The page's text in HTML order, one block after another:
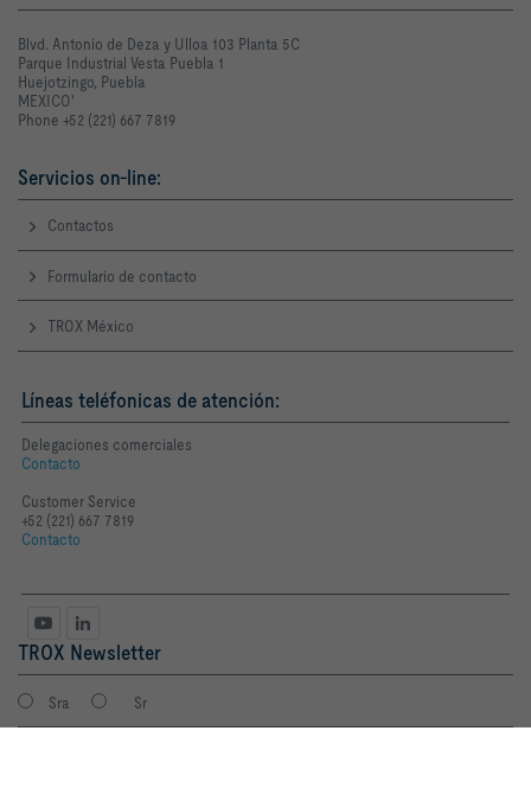
Blvd. Antonio de Deza y Ulloa 103 Planta 5C
Parque Industrial Vesta Puebla 1
Huejotzingo, Puebla
MEXICO'
Phone +52 (221) 667 7819
Servicios on-line:
Contactos
Formulario de contacto
TROX México
Líneas teléfonicas de atención:
Delegaciones comerciales
Contacto
Customer Service
+52 (221) 667 7819
Contacto
TROX Newsletter
Sra Sr